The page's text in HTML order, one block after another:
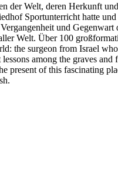
der Welt, deren Herkunft
Sportunterricht hatte
und Gegenwart
Welt. Über 100
the surgeon from Israel
among the graves
present of this fascinating